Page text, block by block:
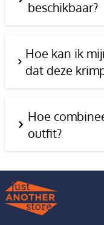
beschikbaar?
Hoe kan ik
dat deze
Hoe
outfit?